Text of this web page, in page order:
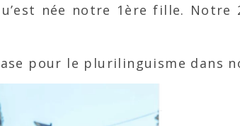
née notre 1ère fille. Notre
pour le plurilinguisme dans